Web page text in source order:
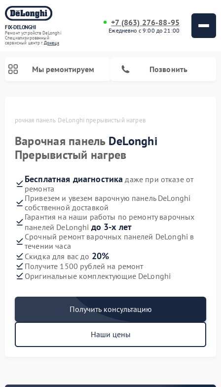
FIX-DELONGHI
Ремонт устройств DeLonghi
Специализированный
cервисный центр г.Донецк
+7 (863) 276-88-95
Ежедневно с 9:00 до 21:00
Мы ремонтируем Позвонить
Варочная панель DeLonghi прерывистый нагрев
Варочная панель DeLonghi
Прерывистый нагрев
Бесплатная диагностика даже при отказе от
ремонта
Привезем и увезем варочную панель DeLonghi
собственной доставкой
Гарантия на наши работы по ремонту варочных
панелей DeLonghi до 3-х лет
Срочный ремонт варочных панелей DeLonghi в
течении часа
Скидка для вас до 20%
Получите 1500 рублей на ремонт
Оригинальные комплектующие DeLonghi
Получить консультацию
Наши цены